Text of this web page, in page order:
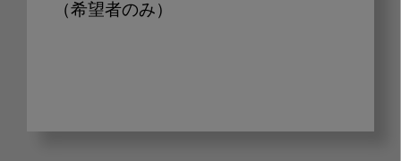
（希望者のみ）